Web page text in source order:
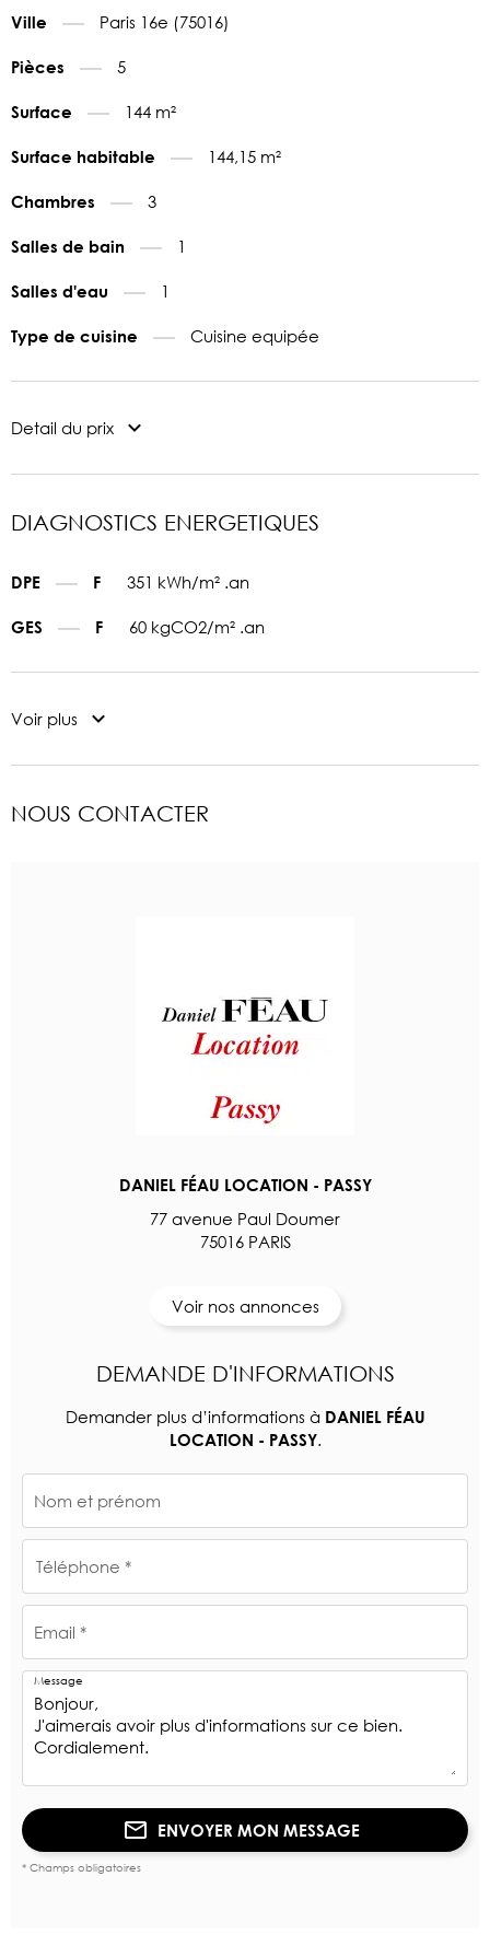
Ville Paris 16e (75016)
Pièces 5
Surface 144 m²
Surface habitable 144,15 m²
Chambres 3
Salles de bain 1
Salles d'eau 1
Type de cuisine Cuisine equipée
Detail du prix
DIAGNOSTICS ENERGETIQUES
DPE F 351 kWh/m² .an
GES F 60 kgCO2/m² .an
Voir plus
NOUS CONTACTER
DANIEL FÉAU LOCATION - PASSY
77 avenue Paul Doumer
75016 PARIS
Voir nos annonces
DEMANDE D'INFORMATIONS
Demander plus d’informations à DANIEL FÉAU
LOCATION - PASSY.
Nom et prénom
Téléphone *
Email *
Message
ENVOYER MON MESSAGE
* Champs obligatoires